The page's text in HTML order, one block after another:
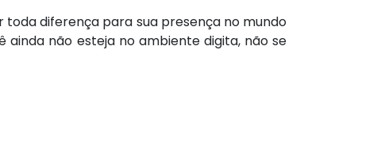
diferença para sua presença no mundo
ainda não esteja no ambiente digita, não se